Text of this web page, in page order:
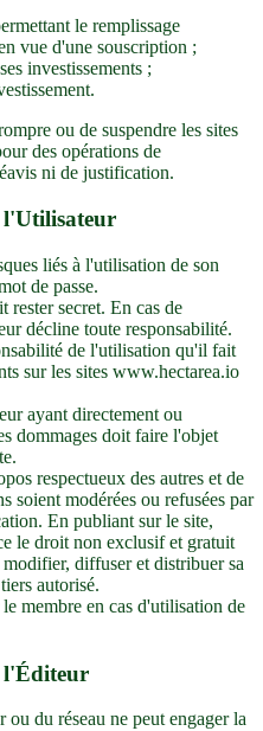
le remplissage
vue d'une souscription ;
investissements ;
ou de suspendre les sites
des opérations de
ni de justification.
l'Utilisateur
liés à l'utilisation de son
de passe.
rester secret. En cas de
décline toute responsabilité.
de l'utilisation qu'il fait
sur les sites www.hectarea.io
ayant directement ou
dommages doit faire l'objet
respectueux des autres et de
soient modérées ou refusées par
En publiant sur le site,
le droit non exclusif et gratuit
diffuser et distribuer sa
autorisé.
membre en cas d'utilisation de
l'Éditeur
du réseau ne peut engager la